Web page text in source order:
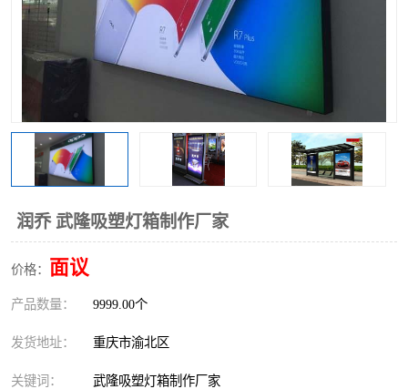
润乔 武隆吸塑灯箱制作厂家
价格： 面议
产品数量： 9999.00个
发货地址： 重庆市渝北区
关键词： 武隆吸塑灯箱制作厂家